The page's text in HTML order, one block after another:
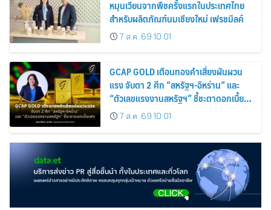
หมุนเวียนจากพืชครั้งแรกในประเทศไทย
สำหรับผลิตภัณฑ์นมเชียงใหม่ เฟรชมิลค์
7 ส.ค. 69 10:01
GCAP GOLD เตือนทองคำเสี่ยงผันผวน
แรง จับตา 2 ศึก “สหรัฐฯ-อิหร่าน” และ
“ตัวเลขแรงงานสหรัฐฯ” ชี้ชะตาดอกเบี้ย
เฟด7 ส.ค. 69 10:01